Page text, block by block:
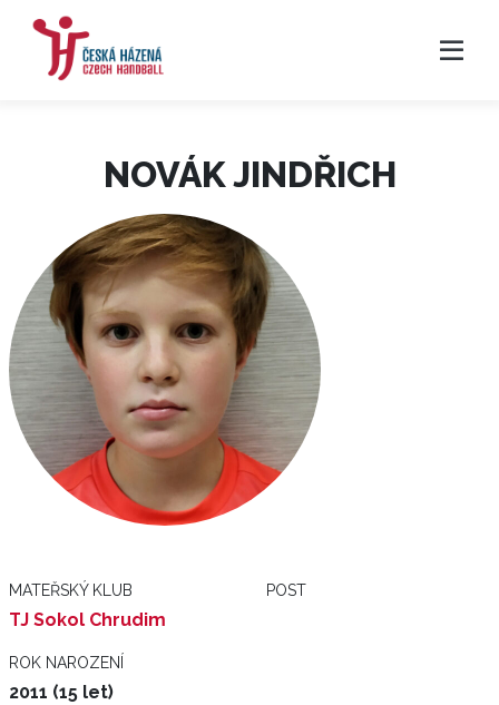
NOVÁK JINDŘICH
MATEŘSKÝ KLUB
TJ Sokol Chrudim
POST
ROK NAROZENÍ
2011 (15 let)